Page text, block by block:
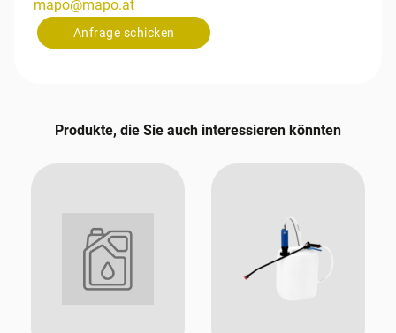
mapo@mapo.at
Anfrage schicken
Produkte, die Sie auch interessieren könnten